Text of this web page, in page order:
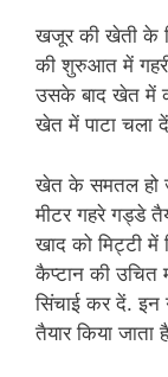
खजूर की खेती के
की शुरुआत में
उसके बाद खेत में
खेत में पाटा चला
खेत के समतल हो
मीटर गहरे गड्डे
खाद को मिट्टी
कैप्टान की उचित
सिंचाई कर दें. इन
तैयार किया जाता